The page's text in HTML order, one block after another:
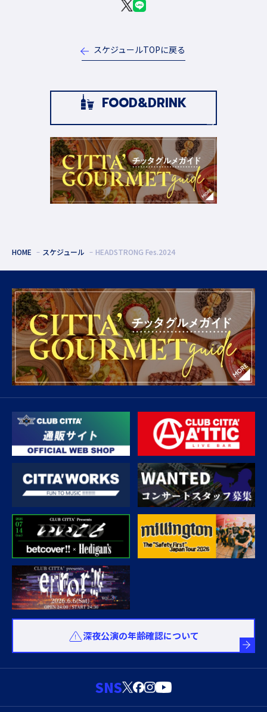
スケジュールTOPに戻る
FOOD&DRINK
HOME スケジュール HEADSTRONG Fes.2024
深夜公演の年齢確認について
SNS